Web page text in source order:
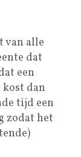
van alle
dat
een
dan
tijd een
zodat het